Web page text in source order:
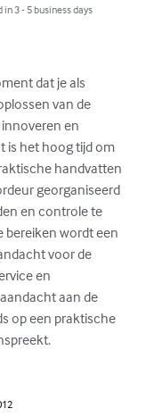
3 - 5 business days
dat je als
van de
en
is het hoog tijd om
handvatten
georganiseerd
en controle te
bereiken wordt een
voor de
en
aan de
op een praktische